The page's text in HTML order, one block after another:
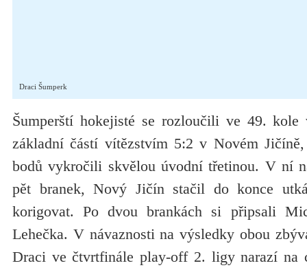
Draci Šumperk
Šumperští hokejisté se rozloučili ve 49. kole
základní částí vítězstvím 5:2 v Novém
bodů vykročili skvělou úvodní třetinou. V ní
pět branek, Nový Jičín stačil do konce
korigovat. Po dvou brankách si připsali
Lehečka. V návaznosti na výsledky obou
Draci ve čtvrtfinále play-off 2. ligy narazí na